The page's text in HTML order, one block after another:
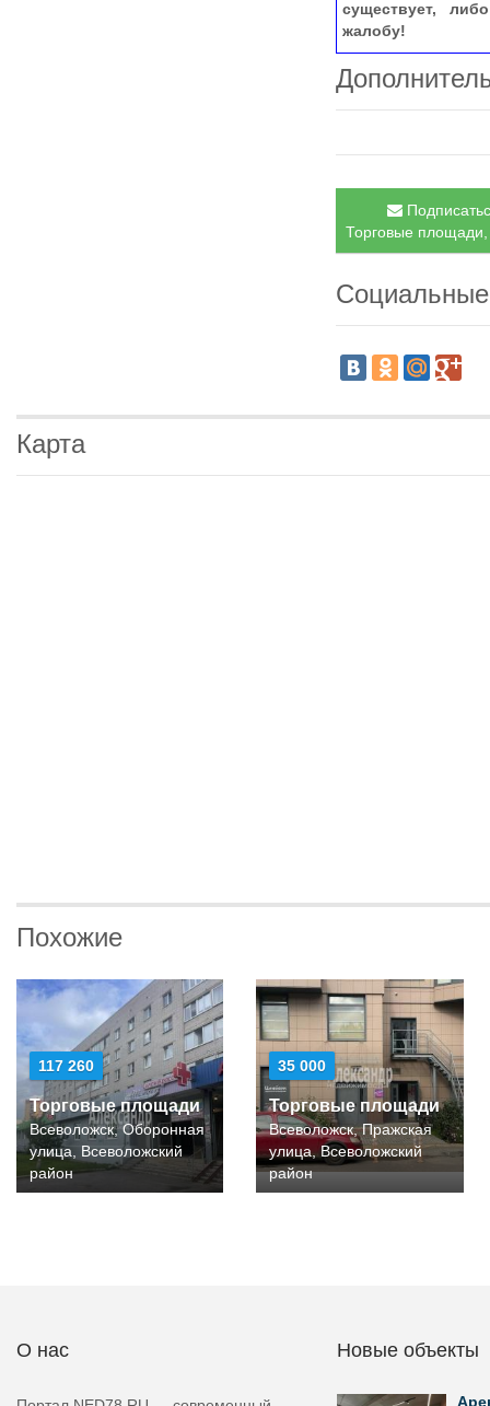
существует,
жалобу!
Торговые
Карта
Похожие
117 260
Торговые площади
Всеволожск, Оборонная
улица, Всеволожский
район
35 000
Торговые площади
Всеволожск, Пражская
улица, Всеволожский
район
О нас Новые объекты